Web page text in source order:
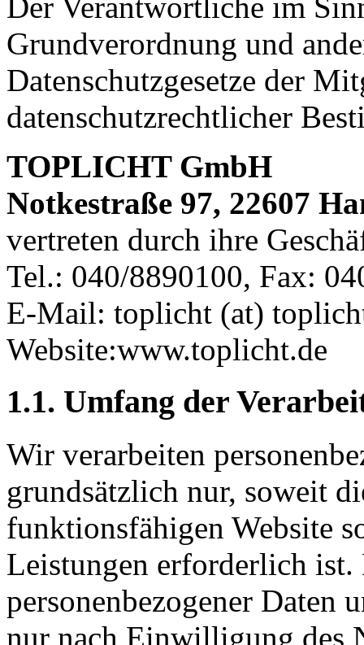
Grundverordnung und
Datenschutzgesetze der
datenschutzrechtlicher
TOPLICHT GmbH
Notkestraße 97, 22607
vertreten durch ihre
Tel.: 040/8890100, Fax:
E-Mail: toplicht (at)
Website:www.toplicht.de
1.1. Umfang der
Wir verarbeiten
grundsätzlich nur, soweit
funktionsfähigen Website
Leistungen erforderlich ist.
personenbezogener Daten
nur nach Einwilligung des